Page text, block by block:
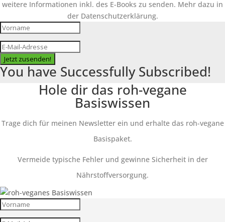
weitere Informationen inkl. des E-Books zu senden. Mehr dazu in
der Datenschutzerklärung.
Jetzt zusenden!
You have Successfully Subscribed!
Hole dir das roh-vegane
Basiswissen
Trage dich für meinen Newsletter ein und erhalte das roh-vegane
Basispaket.
Vermeide typische Fehler und gewinne Sicherheit in der
Nährstoffversorgung.